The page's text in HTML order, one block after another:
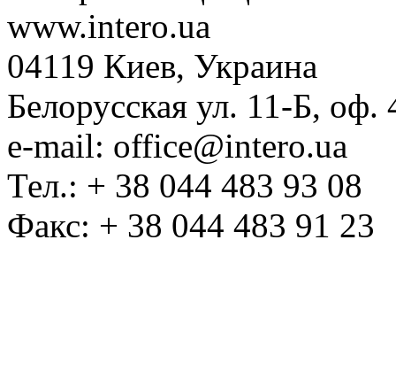
www.intero.ua
04119 Киев, Украина
Белорусская ул. 11-Б, оф.
e-mail: office@intero.ua
Тел.: + 38 044 483 93 08
Факс: + 38 044 483 91 23